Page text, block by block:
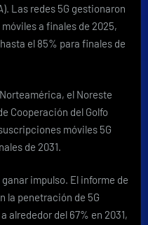
Las redes 5G gestionaron
a finales de 2025,
el 85% para finales de
el Noreste
Cooperación del Golfo
móviles 5G
de 2031.
impulso. El informe de
la penetración de 5G
alrededor del 67% en 2031,